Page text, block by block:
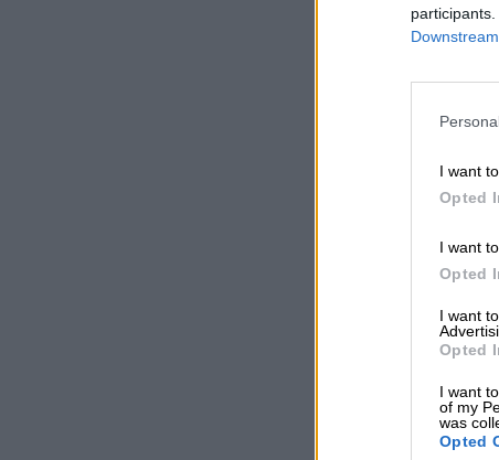
I want
Opted
I want
Opted
I want
Opted
I want
of my
was
Opted